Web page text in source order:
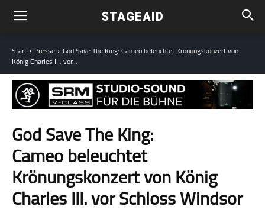
STAGEAID
Start Presse God Save The King: Cameo beleuchtet Krönungskonzert von
König Charles III. vor...
God Save The King:
Cameo beleuchtet
Krönungskonzert von König
Charles III. vor Schloss Windsor